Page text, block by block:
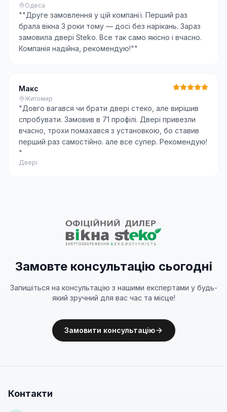
Одеса
""Друге замовлення у цій компанії. Перший раз
брала вікна 3 роки тому — досі без нарікань. Зараз
замовила двері Steko. Все так само якісно і вчасно.
Компанія надійна, рекомендую!""
Макс
Житомир
"Довго вагався чи брати двері стеко, але вирішив
спробувати. Замовив в 71 профілі. Двері привезли
вчасно, трохи помахався з установкою, бо ставив
перший раз самостійно. але все супер. Рекомендую!
"
Двері
Замовте консультацію сьогодні
Запишіться на консультацію з нашими експертами у будь-
який зручний для вас час та місце!
Замовити консультацію
Контакти